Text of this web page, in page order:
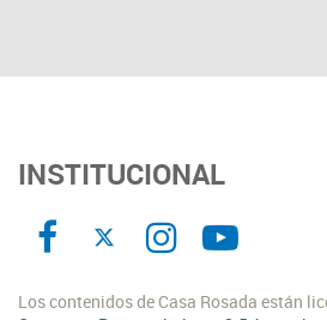
INSTITUCIONAL
Los contenidos de Casa Rosada están